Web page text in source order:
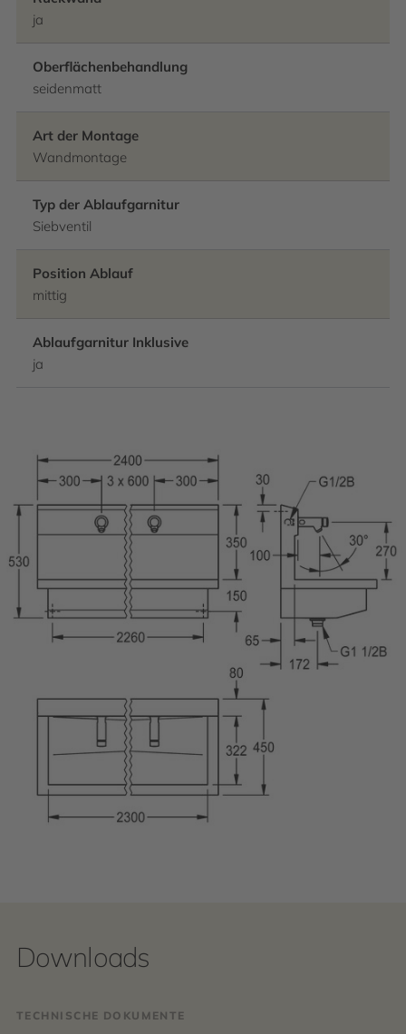
ja
Oberflächenbehandlung
seidenmatt
Art der Montage
Wandmontage
Typ der Ablaufgarnitur
Siebventil
Position Ablauf
mittig
Ablaufgarnitur Inklusive
ja
Downloads
TECHNISCHE DOKUMENTE